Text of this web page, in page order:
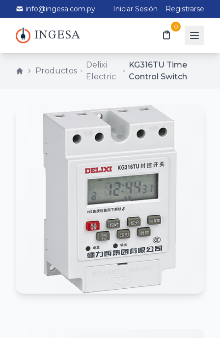
info@ingesa.com.py Iniciar Sesión Registrarse
INGESA
0
Productos
Delixi
Electric
KG316TU Time
Control Switch